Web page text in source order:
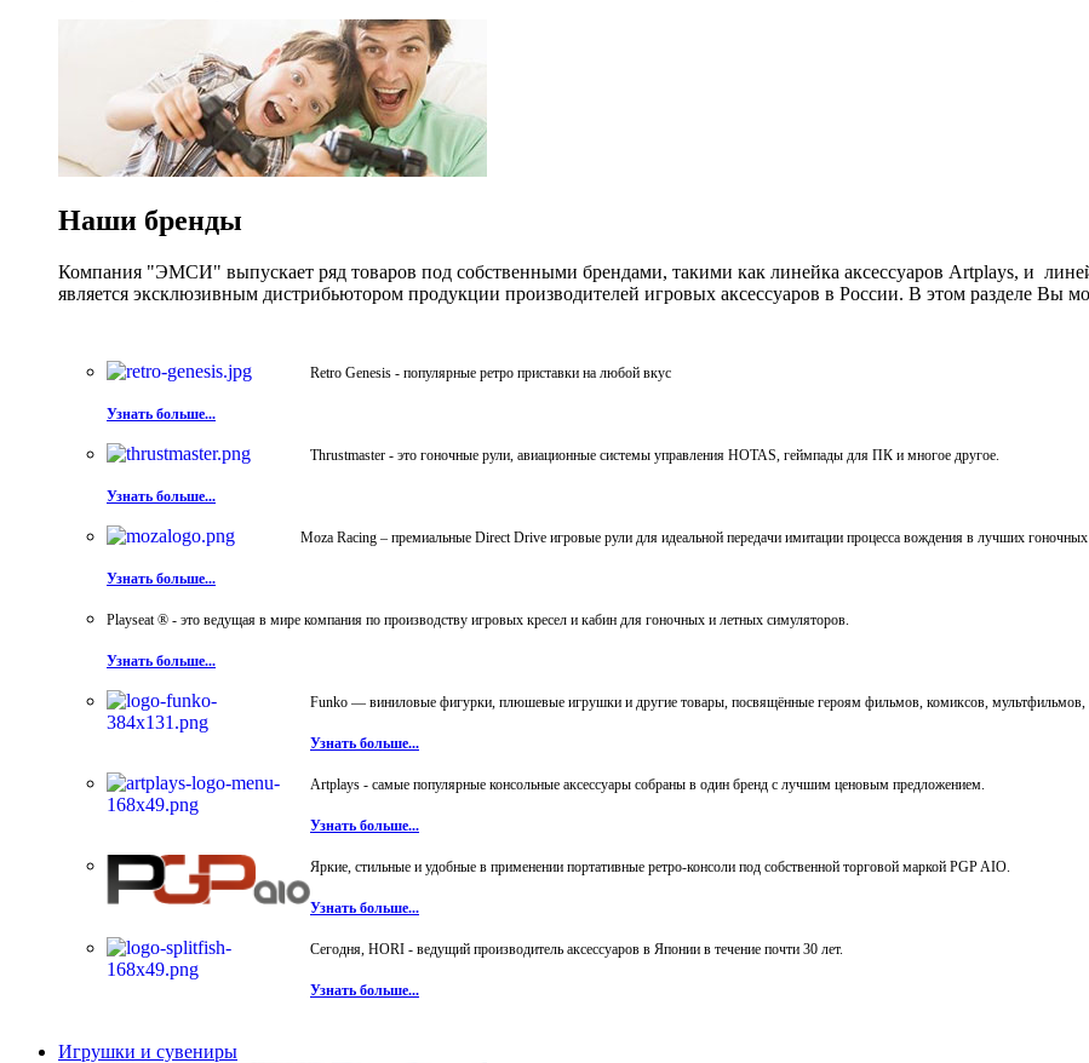
Наши бренды
Компания "ЭМСИ" выпускает ряд товаров под собственными брендами, такими как линейка аксессуаров Artplays, и
является эксклюзивным дистрибьютором продукции производителей игровых аксессуаров в России. В этом разделе Вы
Retro Genesis - популярные ретро приставки на любой вкус
Узнать больше...
Thrustmaster - это гоночные рули, авиационные системы управления HOTAS, геймпады для ПК и многое другое.
Узнать больше...
Moza Racing – премиальные Direct Drive игровые рули для идеальной передачи имитации процесса вождения в лучших
Узнать больше...
Playseat ® - это ведущая в мире компания по производству игровых кресел и кабин для гоночных и летных симуляторов.
Узнать больше...
Funko — виниловые фигурки, плюшевые игрушки и другие товары, посвящённые героям фильмов, комиксов, мультфильмов,
Узнать больше...
Artplays - самые популярные консольные аксессуары собраны в один бренд с лучшим ценовым предложением.
Узнать больше...
Яркие, стильные и удобные в применении портативные ретро-консоли под собственной торговой маркой PGP AIO.
Узнать больше...
Сегодня, HORI - ведущий производитель аксессуаров в Японии в течение почти 30 лет.
Узнать больше...
Игрушки и сувениры